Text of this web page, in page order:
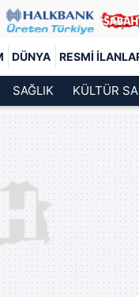
DÜNYA RESMI
SAĞLIK KÜLTÜR